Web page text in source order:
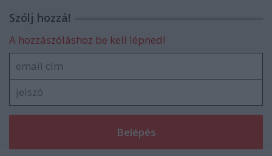
Szólj hozzá!
A hozzászóláshoz be kell lépned!